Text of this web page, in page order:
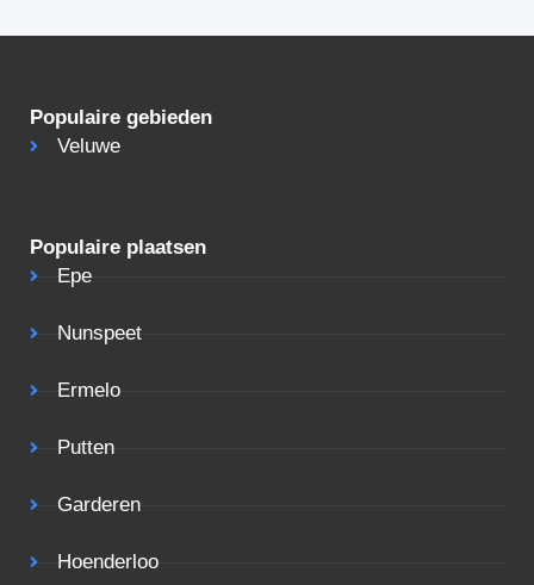
Populaire gebieden
Veluwe
Populaire plaatsen
Epe
Nunspeet
Ermelo
Putten
Garderen
Hoenderloo